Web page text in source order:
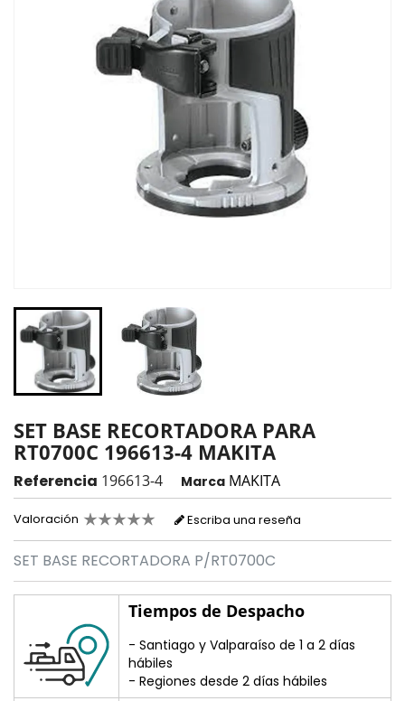
SET BASE RECORTADORA PARA
RT0700C 196613-4 MAKITA
Referencia 196613-4 Marca MAKITA
Valoración Escriba una reseña
SET BASE RECORTADORA P/RT0700C
Tiempos de Despacho
- Santiago y Valparaíso de 1 a 2 días
hábiles
- Regiones desde 2 días hábiles